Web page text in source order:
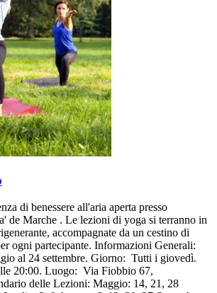
di benessere all'aria aperta presso
de Marche . Le lezioni di yoga si terranno in
accompagnate da un cestino di
ogni partecipante. Informazioni Generali:
al 24 settembre. Giorno: Tutti i giovedì.
20:00. Luogo: Via Fiobbio 67,
delle Lezioni: Maggio: 14, 21, 28